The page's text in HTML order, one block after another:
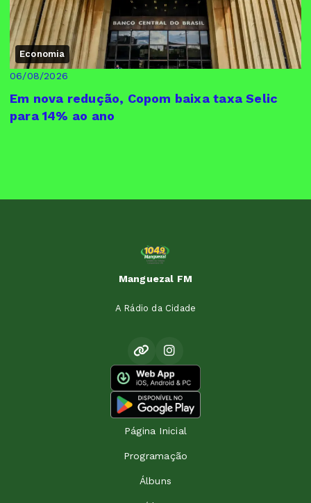
Economia
06/08/2026
Em nova redução, Copom baixa taxa Selic
para 14% ao ano
Manguezal FM
A Rádio da Cidade
Página Inicial
Programação
Álbuns